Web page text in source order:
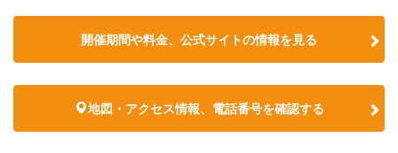
開催期間や料金、公式サイトの情報を見る
地図・アクセス情報、電話番号を確認する